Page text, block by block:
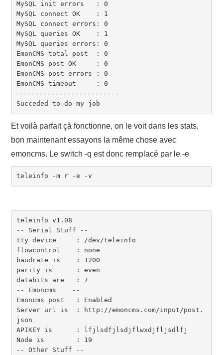
MySQL init errors   : 0
MySQL connect OK    : 1
MySQL connect errors: 0
MySQL queries OK    : 1
MySQL queries errors: 0
EmonCMS total post  : 0
EmonCMS post OK     : 0
EmonCMS post errors : 0
EmonCMS timeout     : 0
--------------------------
Succeded to do my job
Et voilà parfait çà fonctionne, on le voit dans les stats,
bon maintenant essayons la même chose avec
emoncms. Le switch -q est donc remplacé par le -e
teleinfo -m r -e -v
teleinfo v1.08
-- Serial Stuff --
tty device     : /dev/teleinfo
flowcontrol    : none
baudrate is    : 1200
parity is      : even
databits are   : 7
-- Emoncms    --
Emoncms post   : Enabled
Server url is  : http://emoncms.com/input/post.
json
APIKEY is      : lfjlsdfjlsdjflwxdjfljsdlfj
Node is        : 19
-- Other Stuff --